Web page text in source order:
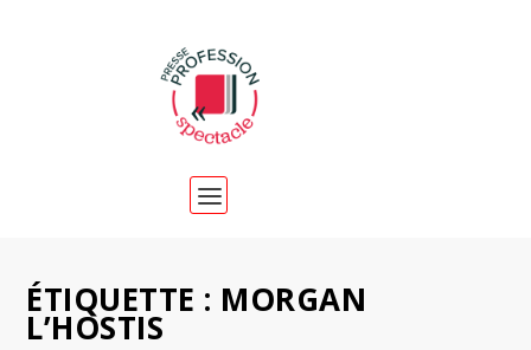
ÉTIQUETTE : MORGAN
L’HOSTIS